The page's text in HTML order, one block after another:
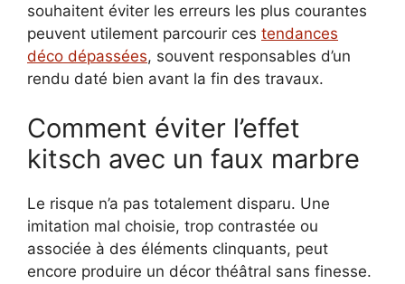
souhaitent éviter les erreurs les plus courantes
peuvent utilement parcourir ces tendances
déco dépassées, souvent responsables d’un
rendu daté bien avant la fin des travaux.
Comment éviter l’effet
kitsch avec un faux marbre
Le risque n’a pas totalement disparu. Une
imitation mal choisie, trop contrastée ou
associée à des éléments clinquants, peut
encore produire un décor théâtral sans finesse.